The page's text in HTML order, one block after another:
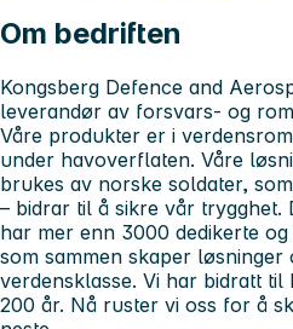
Om bedriften
Kongsberg Defence and
leverandør av forsvars- og
Våre produkter er i
under havoverflaten. Våre
brukes av norske soldater,
– bidrar til å sikre vår trygghet.
har mer enn 3000 dedikerte
som sammen skaper løsninger
verdensklasse. Vi har bidratt
200 år. Nå ruster vi oss for å